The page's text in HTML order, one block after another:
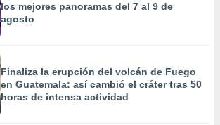
los mejores panoramas del 7 al 9 de
agosto
Finaliza la erupción del volcán de Fuego
en Guatemala: así cambió el cráter tras 50
horas de intensa actividad